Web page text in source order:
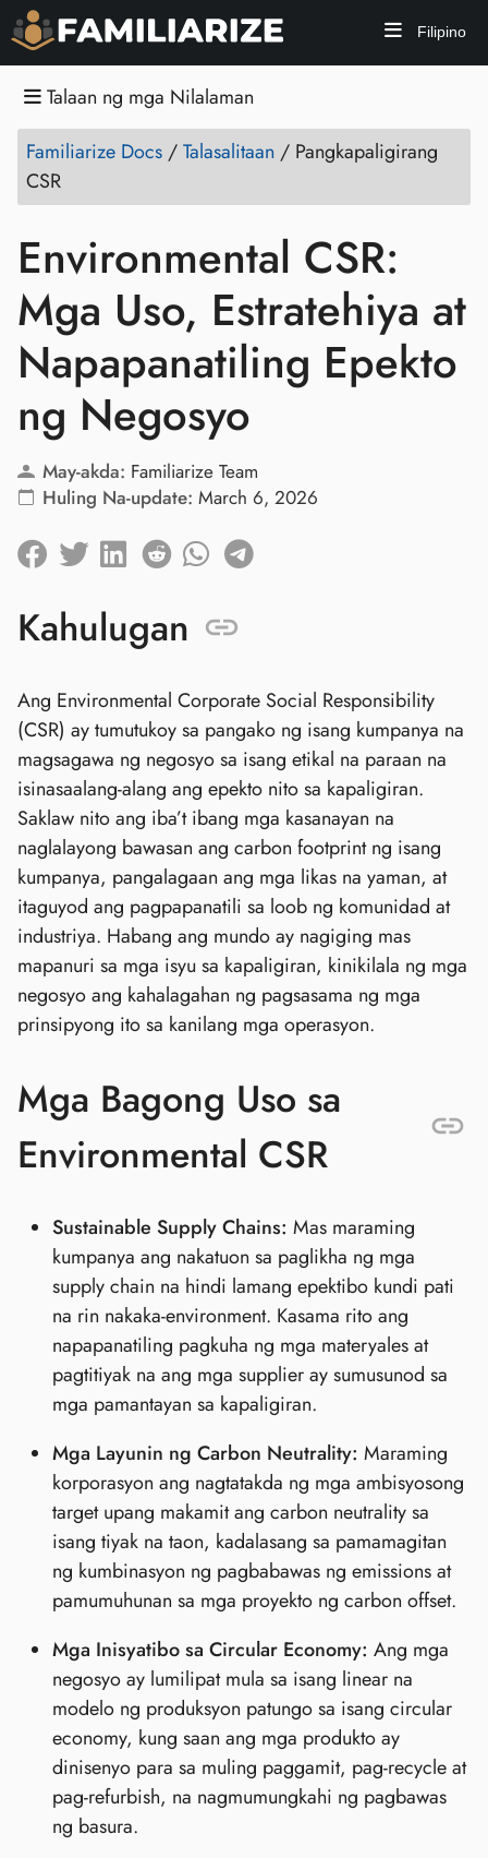
Filipino
Talaan ng mga Nilalaman
Familiarize Docs /Talasalitaan / Pangkapaligirang
CSR
Environmental CSR:
Mga Uso, Estratehiya at
Napapanatiling Epekto
ng Negosyo
May-akda: Familiarize Team
Huling Na-update: March 6, 2026
Kahulugan
Ang Environmental Corporate Social Responsibility
(CSR) ay tumutukoy sa pangako ng isang kumpanya na
magsagawa ng negosyo sa isang etikal na paraan na
isinasaalang-alang ang epekto nito sa kapaligiran.
Saklaw nito ang iba’t ibang mga kasanayan na
naglalayong bawasan ang carbon footprint ng isang
kumpanya, pangalagaan ang mga likas na yaman, at
itaguyod ang pagpapanatili sa loob ng komunidad at
industriya. Habang ang mundo ay nagiging mas
mapanuri sa mga isyu sa kapaligiran, kinikilala ng mga
negosyo ang kahalagahan ng pagsasama ng mga
prinsipyong ito sa kanilang mga operasyon.
Mga Bagong Uso sa
Environmental CSR
Sustainable Supply Chains: Mas maraming
kumpanya ang nakatuon sa paglikha ng mga
supply chain na hindi lamang epektibo kundi pati
na rin nakaka-environment. Kasama rito ang
napapanatiling pagkuha ng mga materyales at
pagtitiyak na ang mga supplier ay sumusunod sa
mga pamantayan sa kapaligiran.
Mga Layunin ng Carbon Neutrality: Maraming
korporasyon ang nagtatakda ng mga ambisyosong
target upang makamit ang carbon neutrality sa
isang tiyak na taon, kadalasang sa pamamagitan
ng kumbinasyon ng pagbabawas ng emissions at
pamumuhunan sa mga proyekto ng carbon offset.
Mga Inisyatibo sa Circular Economy: Ang mga
negosyo ay lumilipat mula sa isang linear na
modelo ng produksyon patungo sa isang circular
economy, kung saan ang mga produkto ay
dinisenyo para sa muling paggamit, pag-recycle at
pag-refurbish, na nagmumungkahi ng pagbawas
ng basura.